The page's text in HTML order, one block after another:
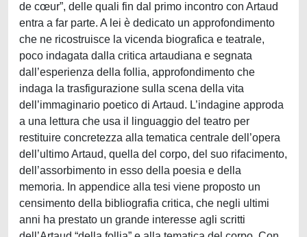
de cœur”, delle quali fin dal primo incontro con Artaud
entra a far parte. A lei è dedicato un approfondimento
che ne ricostruisce la vicenda biografica e teatrale,
poco indagata dalla critica artaudiana e segnata
dall’esperienza della follia, approfondimento che
indaga la trasfigurazione sulla scena della vita
dell’immaginario poetico di Artaud. L’indagine approda
a una lettura che usa il linguaggio del teatro per
restituire concretezza alla tematica centrale dell’opera
dell’ultimo Artaud, quella del corpo, del suo rifacimento,
dell’assorbimento in esso della poesia e della
memoria. In appendice alla tesi viene proposto un
censimento della bibliografia critica, che negli ultimi
anni ha prestato un grande interesse agli scritti